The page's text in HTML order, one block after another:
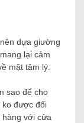
dựa giường
lại cảm
mặt tâm lý.
sao để cho
ko được đối
hàng với cửa